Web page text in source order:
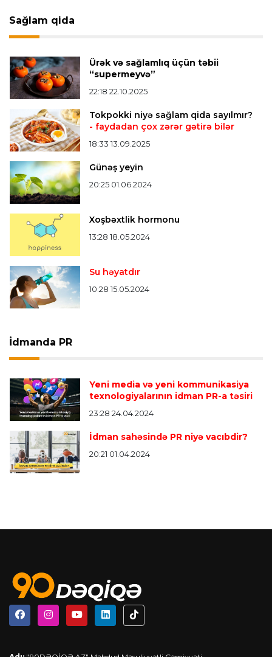
Konfrans liqası
"Qarabağ" "Dinamo"ya minimal hesabla uduzdu
Bütün xəbərlər >>>
Sağlam qida
Ürək və sağlamlıq üçün təbii
“supermeyvə”
22:18 22.10.2025
Tokpokki niyə sağlam qida sayılmır?
- faydadan çox zərər gətirə bilər
18:33 13.09.2025
Günəş yeyin
20:25 01.06.2024
Xoşbəxtlik hormonu
13:28 18.05.2024
Su həyatdır
10:28 15.05.2024
İdmanda PR
Yeni media və yeni kommunikasiya
texnologiyalarının idman PR-a təsiri
23:28 24.04.2024
İdman sahəsində PR niyə vacıbdir?
20:21 01.04.2024